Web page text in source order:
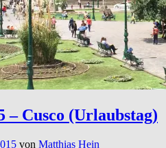
– Cusco (Urlaubstag)
von Matthias Hein